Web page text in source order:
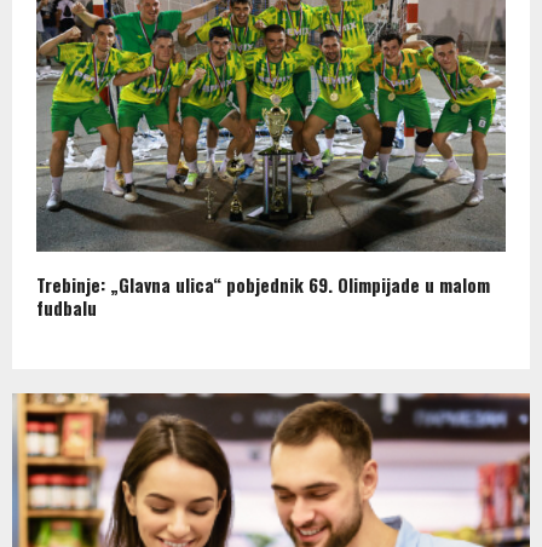
Trebinje: „Glavna ulica“ pobjednik 69. Olimpijade u malom
fudbalu